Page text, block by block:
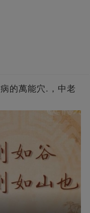
的萬能穴.，中老